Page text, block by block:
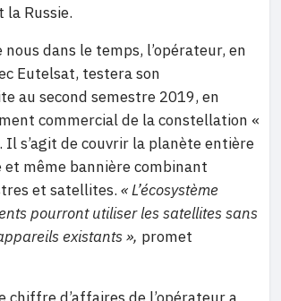
la Russie.
nous dans le temps, l’opérateur, en
Eutelsat, testera son
au second semestre 2019, en
commercial de la constellation «
Il s’agit de couvrir la planète entière
et même bannière combinant
et satellites. « L’écosystème
pourront utiliser les satellites sans
existants », promet
chiffre d’affaires de l’opérateur a